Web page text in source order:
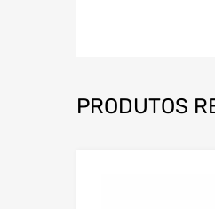
PRODUTOS